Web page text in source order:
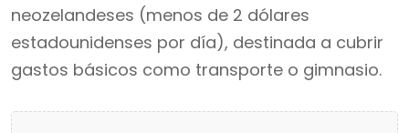
neozelandeses (menos de 2 dólares
estadounidenses por día), destinada a cubrir
gastos básicos como transporte o gimnasio.